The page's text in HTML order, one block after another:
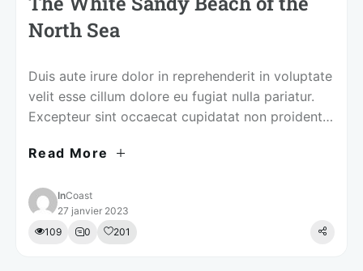
North Sea
Duis aute irure dolor in reprehenderit in voluptate
velit esse cillum dolore eu fugiat nulla pariatur.
Excepteur sint occaecat cupidatat non proident,
est laborum.
Read More
InCoast
27 janvier 2023
109
0 201